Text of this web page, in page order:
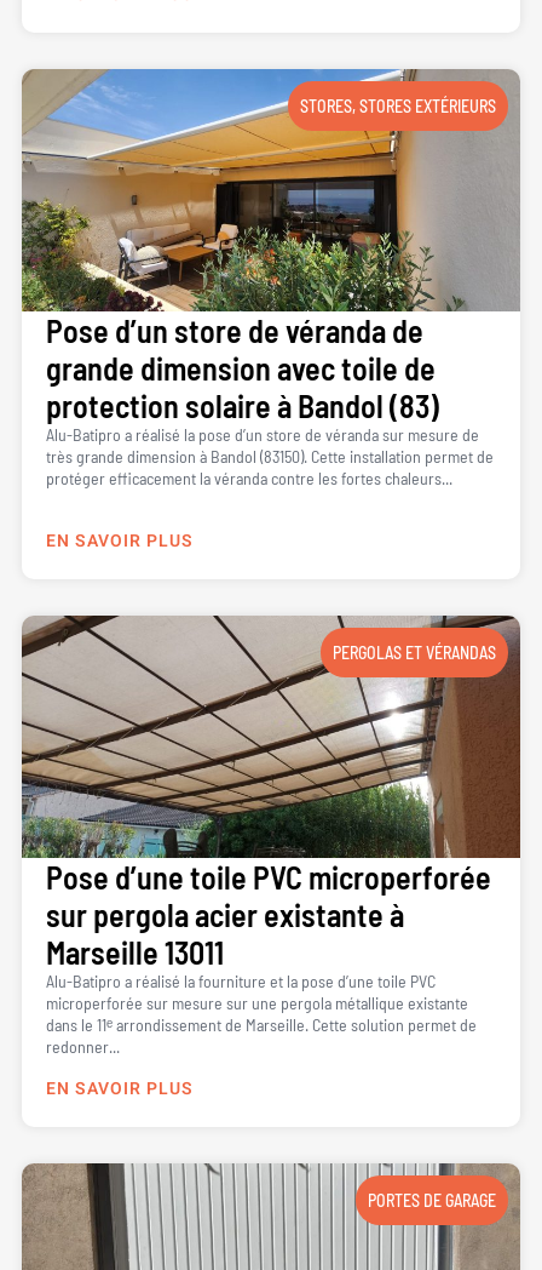
STORES,STORES EXTÉRIEURS
Pose d’un store de véranda de
grande dimension avec toile de
protection solaire à Bandol (83)
Alu-Batipro a réalisé la pose d’un store de véranda sur mesure de
très grande dimension à Bandol (83150). Cette installation permet de
protéger efficacement la véranda contre les fortes chaleurs...
EN SAVOIR PLUS
PERGOLAS ET VÉRANDAS
Pose d’une toile PVC microperforée
sur pergola acier existante à
Marseille 13011
Alu-Batipro a réalisé la fourniture et la pose d’une toile PVC
microperforée sur mesure sur une pergola métallique existante
dans le 11ᵉ arrondissement de Marseille. Cette solution permet de
redonner...
EN SAVOIR PLUS
PORTES DE GARAGE